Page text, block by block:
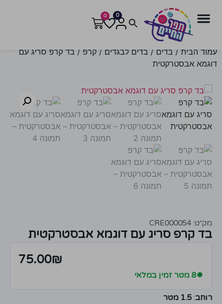
0
0
עמוד הבית / בדים / בדים לבגדים / קרפ / בד קרפ סריג עם
דוגמא אבסטרקטית
מק״ט: CRE000054
בד קרפ סריג עם דוגמא אבסטרקטית
75.00₪
●8 מטר זמין במלאי
רוחב: 1.5 מטר